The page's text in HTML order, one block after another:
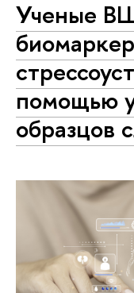
Ученые
помощью
образцов